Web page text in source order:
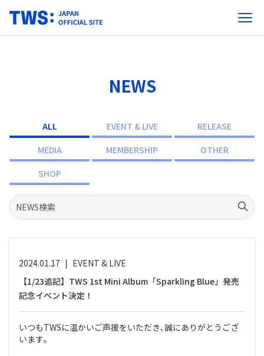
NEWS
ALL EVENT & LIVE
RELEASE
MEDIA
MEMBERSHIP
OTHER
SHOP
2024.01.17 | EVENT & LIVE
【1/23追記】TWS 1st Mini Album「Sparkling Blue」発売
記念イベント決定！
いつもTWSに温かいご声援をいただき､誠にありがとうござ
います｡